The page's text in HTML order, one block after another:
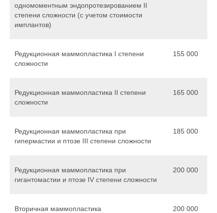
одномоментным эндопротезированием II
степени сложности (с учетом стоимости
имплантов)
Редукционная маммопластика I степени
сложности
155 000
Редукционная маммопластика II степени
сложности
165 000
Редукционная маммопластика при
гипермастии и птозе III степени сложности
185 000
Редукционная маммопластика при
гигантомастии и птозе IV степени сложности
200 000
Вторичная маммопластика 200 000